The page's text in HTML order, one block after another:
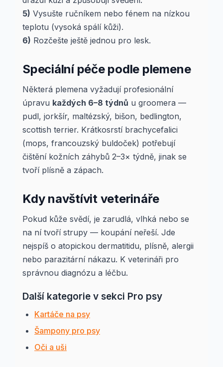
5) Vysušte ručníkem nebo fénem na nízkou
teplotu (vysoká spálí kůži).
6) Rozčešte ještě jednou pro lesk.
Speciální péče podle plemene
Některá plemena vyžadují profesionální
úpravu každých 6–8 týdnů u groomera —
pudl, jorkšír, maltézský, bišon, bedlington,
scottish terrier. Krátkosrstí brachycefalici
(mops, francouzský buldoček) potřebují
čištění kožních záhybů 2–3× týdně, jinak se
tvoří plísně a zápach.
Kdy navštívit veterináře
Pokud kůže svědí, je zarudlá, vlhká nebo se
na ní tvoří strupy — koupání neřeší. Jde
nejspíš o atopickou dermatitidu, plísně, alergii
nebo parazitární nákazu. K veterináři pro
správnou diagnózu a léčbu.
Další kategorie v sekci Pro psy
Kartáče na psy
Šampony pro psy
Oči a uši